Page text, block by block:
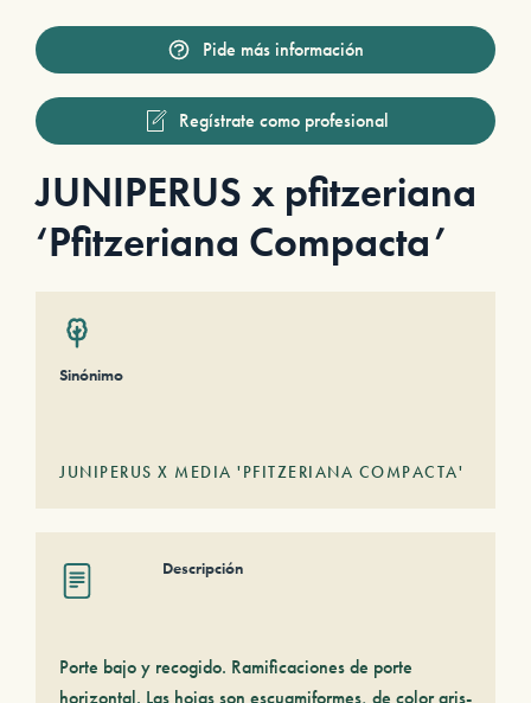
Pide más información
Regístrate como profesional
JUNIPERUS x pfitzeriana
‘Pfitzeriana Compacta’
Sinónimo
JUNIPERUS X MEDIA 'PFITZERIANA COMPACTA'
Descripción
Porte bajo y recogido. Ramificaciones de porte
horizontal. Las hojas son escuamiformes, de color gris-